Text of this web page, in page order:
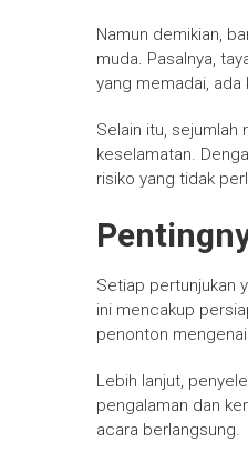
Namun demikian,
muda. Pasalnya,
yang memadai,
Selain itu,
keselamatan.
risiko yang tidak
Setiap pertunjukan
ini mencakup
penonton
Lebih lanjut,
pengalaman dan
acara berlangsung.